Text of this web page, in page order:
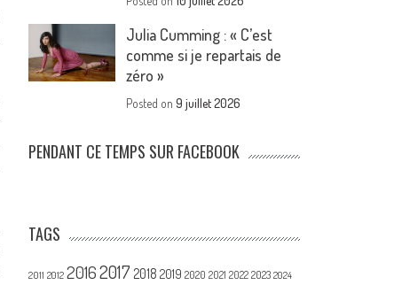
Julia Cumming : « C’est
comme si je repartais de
zéro »
Posted on9 juillet 2026
PENDANT CE TEMPS SUR FACEBOOK
TAGS
2011 2012 20162017 2018 2019 2020 2021 2022 2023 2024